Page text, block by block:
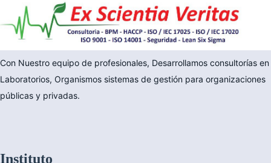
Con Nuestro equipo de profesionales, Desarrollamos consultorías en
Laboratorios, Organismos sistemas de gestión para organizaciones
públicas y privadas.
Instituto